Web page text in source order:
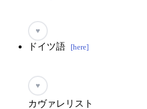
♥
ドイツ語 [here]
♥
カヴァレリスト